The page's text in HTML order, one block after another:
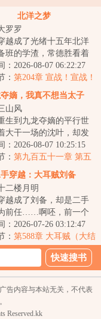
北洋之梦
罗罗
越成了光绪十五年北洋
班的学渣，常德胜看着
众好同学：冯国璋、段
锟、王...
：2026-08-07 06:22:27
： 第204章 宣战！宣战！
倭！（求月票）
嫡，我真不想当太子
山风
生到九龙夺嫡的平行世
大干一场的沈叶，却发
然成了被群起而攻之的
道太子...
：2026-08-07 10:25:15
： 第九百五十一章 第五
利
穿越：大耳贼刘备
二楼月明
越成了刘备，却是二手
前任……啊呸，前一个
是穿越到刘备身上。前
，我接...
：2026-07-26 03:12:47
： 第588章 大耳贼（大结
告内容与本站无关，不代表
Reserved.kk